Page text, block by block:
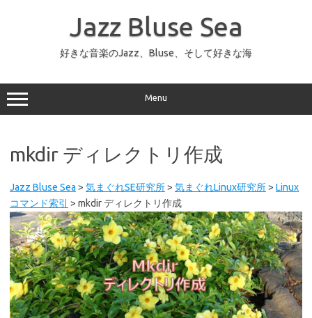
ッ
プ
Jazz Bluse Sea
好きな音楽のJazz、Bluse、そして好きな海
Menu
mkdir ディレクトリ作成
Jazz Bluse Sea > 気まぐれSE研究所> 気まぐれLinux研究所> Linux
コマンド索引
> mkdir ディレクトリ作成